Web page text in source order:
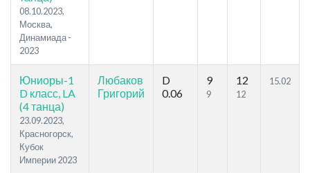
08.10.2023,
Москва,
Динамиада -
2023
Юниоры-1
D класс, LA
(4 танца)
23.09.2023,
Красногорск,
Кубок
Империи 2023
Любаков
Григорий
D
0.06
9
9
12
12
15.02